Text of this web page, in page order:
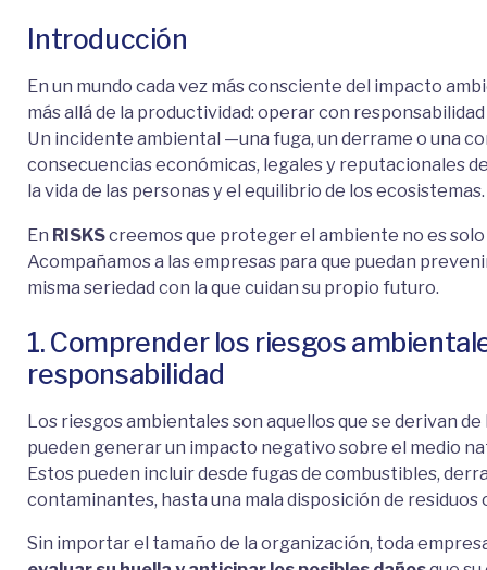
Introducción
En un mundo cada vez más consciente del impacto
más allá de la productividad: operar con
Un incidente ambiental —una fuga, un derrame o una
consecuencias económicas, legales y reputacionales
la vida de las personas y el equilibrio de los ecosistemas.
En RISKScreemos que proteger el ambiente no es
Acompañamos a las empresas para que puedan
misma seriedad con la que cuidan su propio futuro.
1. Comprender los riesgos
responsabilidad
Los riesgos ambientales son aquellos que se derivan
pueden generar un impacto negativo sobre el medio
Estos pueden incluir desde fugas de combustibles,
contaminantes, hasta una mala disposición de
Sin importar el tamaño de la organización, toda